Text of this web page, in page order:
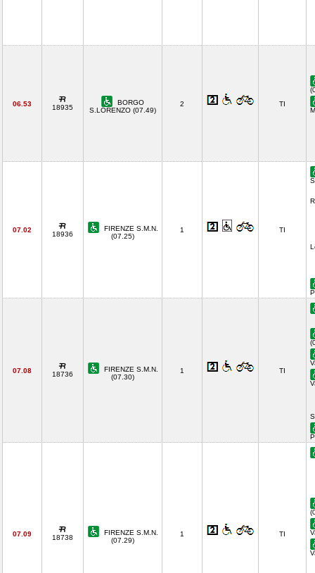
06.53 18935
BORGO
S.LORENZO (07.49)
2 TI
07.02
18936
FIRENZE S.M.N.
(07.25)
1 TI
07.08 18736
FIRENZE S.M.N.
(07.30)
1 TI
07.09 18738
FIRENZE S.M.N.
(07.29)
1 TI